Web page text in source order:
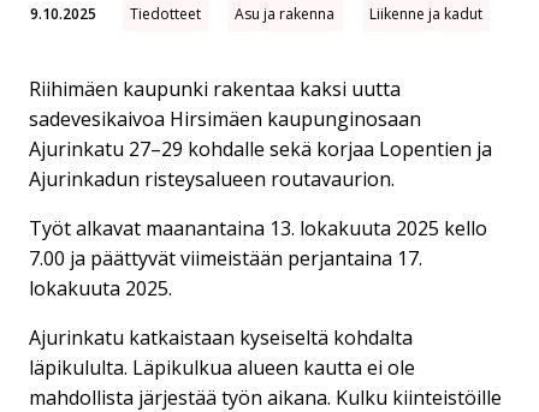
9.10.2025 Tiedotteet Asu ja rakenna Liikenne ja kadut
Riihimäen kaupunki rakentaa kaksi uutta
sadevesikaivoa Hirsimäen kaupunginosaan
Ajurinkatu 27–29 kohdalle sekä korjaa Lopentien ja
Ajurinkadun risteysalueen routavaurion.
Työt alkavat maanantaina 13. lokakuuta 2025 kello
7.00 ja päättyvät viimeistään perjantaina 17.
lokakuuta 2025.
Ajurinkatu katkaistaan kyseiseltä kohdalta
läpikululta. Läpikulkua alueen kautta ei ole
mahdollista järjestää työn aikana. Kulku kiinteistöille